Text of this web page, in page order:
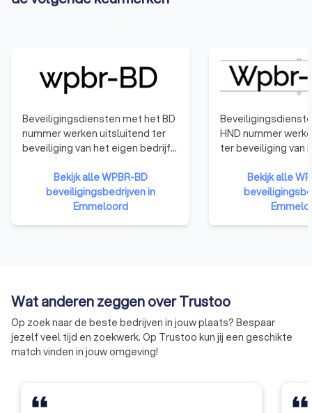
Beveiligingsdiensten met het BD
nummer werken uitsluitend ter
beveiliging van het eigen bedrijf.
klanten.Bekijk alle WPBR-BD
beveiligingsbedrijven in
Emmeloord
HND nummer
ter beveiliging van
voor externe
Bekijk alle
Wat anderen zeggen over Trustoo
Op zoek naar de beste bedrijven in jouw plaats? Bespaar
jezelf veel tijd en zoekwerk. Op Trustoo kun jij een geschikte
match vinden in jouw omgeving!